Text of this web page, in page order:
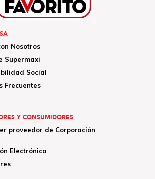
Nosotros
Supermaxi
Social
Frecuentes
Y CONSUMIDORES
proveedor de Corporación
Electrónica